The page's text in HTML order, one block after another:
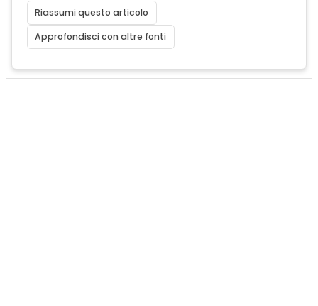
Riassumi questo articolo
Approfondisci con altre fonti